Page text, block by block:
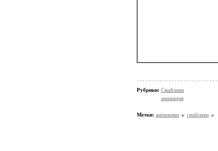
Рубрики: Смайлики
анимация
Метки: анимашки смайлики